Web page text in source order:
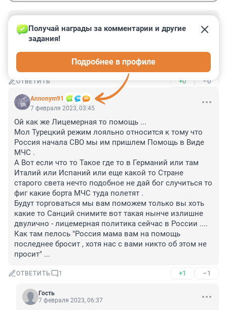
7 февраля 2023, 11:45
А как же военная помощь Украине. И закрытое небо
для российской авиации. Думаете они оценят
помощь и проникнуться к России?
ОТВЕТИТЬ +0 –0
Annonym91
Получай награды за комментарии и другие
задания!
Подробнее в профиле
7 февраля 2023, 03:45
Ой как же Лицемерная то помощь ...
Мол Турецкий режим лояльно относится к тому что
Россия начала СВО мы им пришлем Помощь в Виде
МЧС .
А Вот если что то Такое где то в Германий или там
Италий или Испаний или еще какой то Стране
старого света нечто подобное не дай бог случиться то
фиг какие борта МЧС туда полетят .
Будут торговаться мы вам поможем только вы хоть
какие то Санций снимите вот такая нынче излишне
двулично - лицемерная политика сейчас в России ....
Как там пелось "Россия мама вам на помощь
последнее бросит , хотя нас с вами никто об этом не
просит" ...
ОТВЕТИТЬ 1 +1 –1
Гость
7 февраля 2023, 06:37